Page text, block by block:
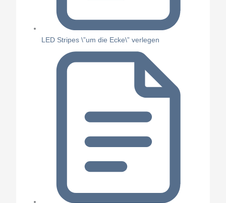
LED Stripes \”um die Ecke\” verlegen